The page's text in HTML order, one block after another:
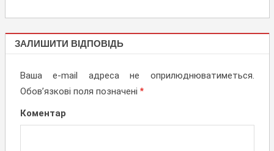
ПРИВІТАЛЬНІ
ЛИСТІВКИ,
ЗАЛИШИТИ ВІДПОВІДЬ
Ваша e-mail адреса не оприлюднюватиметься.
Обов’язкові поля позначені *
Коментар